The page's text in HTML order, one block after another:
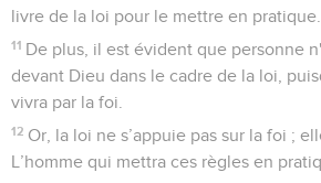
livre de la loi pour le mettre en pratique.
11 De plus, il est évident que personne
devant Dieu dans le cadre de la loi,
vivra par la foi.
12 Or, la loi ne s’appuie pas sur la foi ;
L’homme qui mettra ces règles en